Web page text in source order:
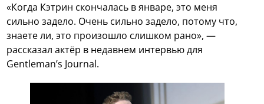
«Когда Кэтрин скончалась в январе, это меня
сильно задело. Очень сильно задело, потому что,
знаете ли, это произошло слишком рано», —
рассказал актёр в недавнем интервью для
Gentleman’s Journal.